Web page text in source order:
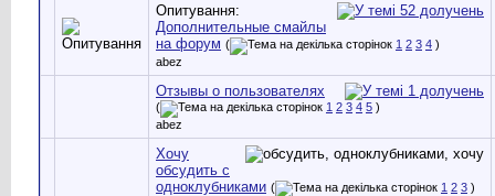
Опитування:
Дополнительные смайлы
на форум ( 1 2 3 4 )
abez
Отзывы о пользователях
( 1 2 3 4 5 )
abez
Хочу
обсудить с
одноклубниками ( 1 2 3 )